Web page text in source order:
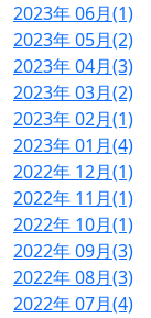
2023年 06月(1)
2023年 05月(2)
2023年 04月(3)
2023年 03月(2)
2023年 02月(1)
2023年 01月(4)
2022年 12月(1)
2022年 11月(1)
2022年 10月(1)
2022年 09月(3)
2022年 08月(3)
2022年 07月(4)